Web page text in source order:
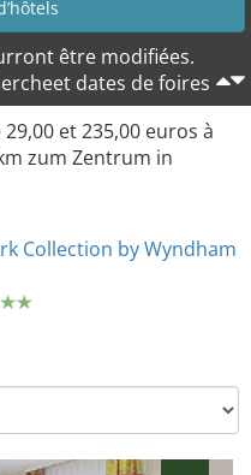
être modifiées.
dates de foires
et 235,00 euros à
zum Zentrum in
Collection by Wyndham